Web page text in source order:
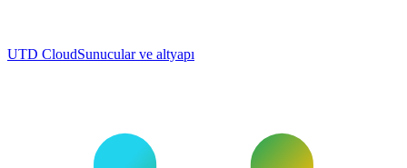
UTD CloudSunucular ve altyapı